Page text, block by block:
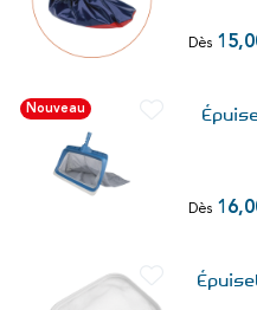
Dès
Nouveau
Dès